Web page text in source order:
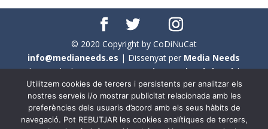
© 2020 Copyright by CoDiNuCat
info@medianeeds.es | Dissenyat per Media Needs
| Tots els drets reservats aCoDiNuCat |Avís legal|
Avís per cookies
En aquest web s'ha tingut en compte l'ús no sexista del
llenguatge. No obstant això, i a causa de la seva
Utilitzem cookies de tercers i persistents per analitzar els
nostres serveis i/o mostrar publicitat relacionada amb les
preferències dels usuaris d’acord amb els seus hàbits de
navegació. Pot REBUTJAR les cookies analítiques de tercers,